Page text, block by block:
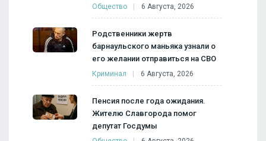
Общество 6 Августа, 2026
Родственники жертв
барнаульского маньяка узнали о
его желании отправиться на СВО
Криминал 6 Августа, 2026
Пенсия после года ожидания.
Жителю Славгорода помог
депутат Госдумы